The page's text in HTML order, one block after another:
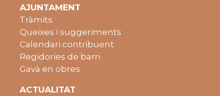
AJUNTAMENT
Tràmits
Queixes i suggeriments
Calendari contribuent
Regidories de barri
Gavà en obres
ACTUALITAT